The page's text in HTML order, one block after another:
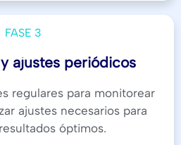
FASE 3
ajustes periódicos
regulares para monitorear
ajustes necesarios para
óptimos.